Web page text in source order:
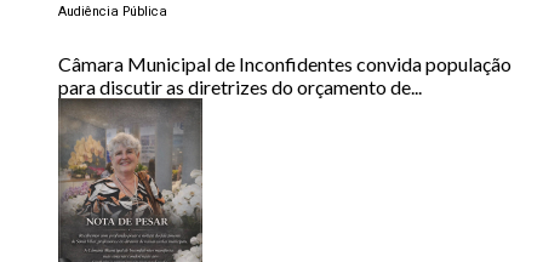
Audiência Pública
Câmara Municipal de Inconfidentes convida população
para discutir as diretrizes do orçamento de...